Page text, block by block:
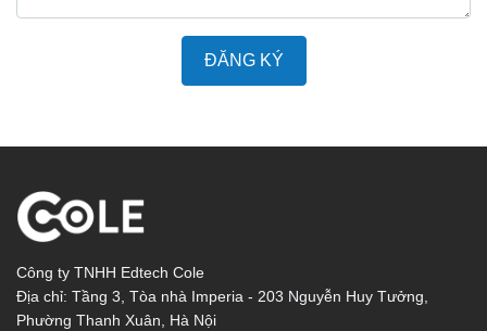
ĐĂNG KÝ
Công ty TNHH Edtech Cole
Địa chỉ: Tầng 3, Tòa nhà Imperia - 203 Nguyễn Huy Tưởng,
Phường Thanh Xuân, Hà Nội